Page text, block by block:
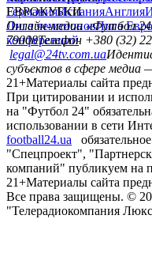
ГерманияИспанияАнглия
ЕВРОКУБКИ
Лига чемпионовЛига
конференций
Онлайн-медиа «Футбол
79008Телефон +380 (32)
legal@24tv.com.ua
субъектов в сфере медиа
21+Материалы сайта
При цитировании и
на "Футбол 24"
использовании в сети
football24.ua
"Спецпроект",
компаний" публикуем на
21+Материалы сайта
Все права защищены. ©
"Телерадиокомпания